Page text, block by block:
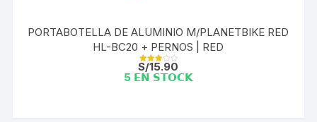
PORTABOTELLA DE ALUMINIO M/PLANETBIKE RED
HL-BC20 + PERNOS | RED
Valorad
o con
3.00
S/15.90
5 𝗘𝗡 𝗦𝗧𝗢𝗖𝗞